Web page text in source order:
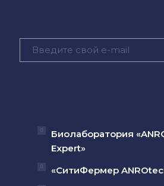
Биолаборатория
Expert»
«СитиФермер